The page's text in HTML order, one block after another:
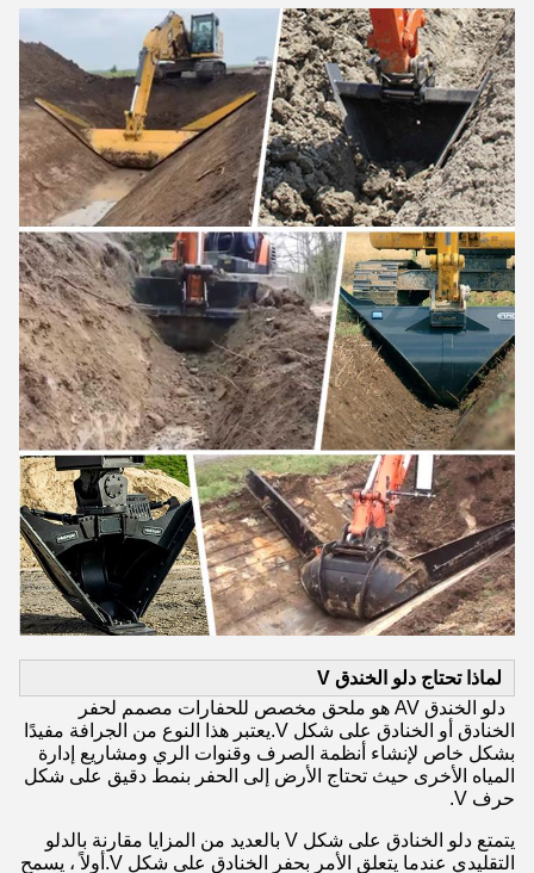
لماذا تحتاج دلو الخندق V
دلو الخندق AV هو ملحق مخصص للحفارات مصمم لحفر
الخنادق أو الخنادق على شكل V.يعتبر هذا النوع من الجرافة مفيدًا
بشكل خاص لإنشاء أنظمة الصرف وقنوات الري ومشاريع إدارة
المياه الأخرى حيث تحتاج الأرض إلى الحفر بنمط دقيق على شكل
حرف V.
يتمتع دلو الخنادق على شكل V بالعديد من المزايا مقارنة بالدلو
التقليدي عندما يتعلق الأمر بحفر الخنادق على شكل V.أولاً ، يسمح